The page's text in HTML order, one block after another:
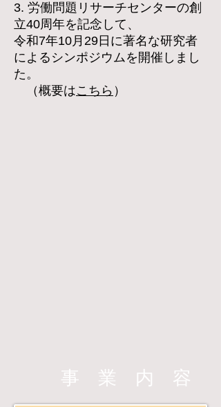
3. 労働問題リサーチセンターの創
立40周年を記念して、
令和7年10月29日に著名な研究者
によるシンポジウムを開催しまし
た。
（概要はこちら ）
​事 業 内 容